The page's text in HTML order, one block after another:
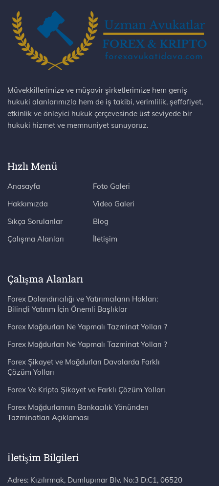
Müvekkillerimize ve müşavir şirketlerimize hem geniş
hukuki alanlarımızla hem de iş takibi, verimlilik, şeffafiyet,
etkinlik ve önleyici hukuk çerçevesinde üst seviyede bir
hukuki hizmet ve memnuniyet sunuyoruz.
Hızlı Menü
Anasayfa
Hakkımızda
Sıkça Sorulanlar
Çalışma Alanları
Foto Galeri
Video Galeri
Blog
İletişim
Çalışma Alanları
Forex Dolandırıcılığı ve Yatırımcıların Hakları:
Bilinçli Yatırım İçin Önemli Başlıklar
Forex Mağdurları Ne Yapmalı Tazminat Yolları ?
Forex Mağdurları Ne Yapmalı Tazminat Yolları ?
Forex Şikayet ve Mağdurları Davalarda Farklı
Çözüm Yolları
Forex Ve Kripto Şikayet ve Farklı Çözüm Yolları
Forex Mağdurlarının Bankacılık Yönünden
Tazminatları Açıklaması
İletişim Bilgileri
Adres: Kızılırmak, Dumlupınar Blv. No:3 D:C1, 06520 Çankaya/Ankara